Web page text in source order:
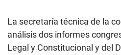
La secretaría técnica de la
análisis dos informes
Legal y Constitucional y del